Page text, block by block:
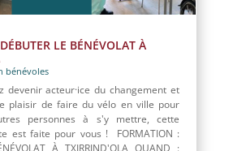
LE BÉNÉVOLAT À
bénévoles
devenir acteur·ice du changement et
plaisir de faire du vélo en ville pour
personnes à s'y mettre, cette
est faite pour vous ! FORMATION :
À TXIRRIND'OLA QUAND :